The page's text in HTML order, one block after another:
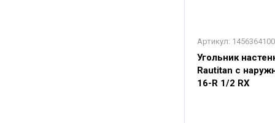
Артикул:
Угольник
Rautitan с
16-R 1/2 RX